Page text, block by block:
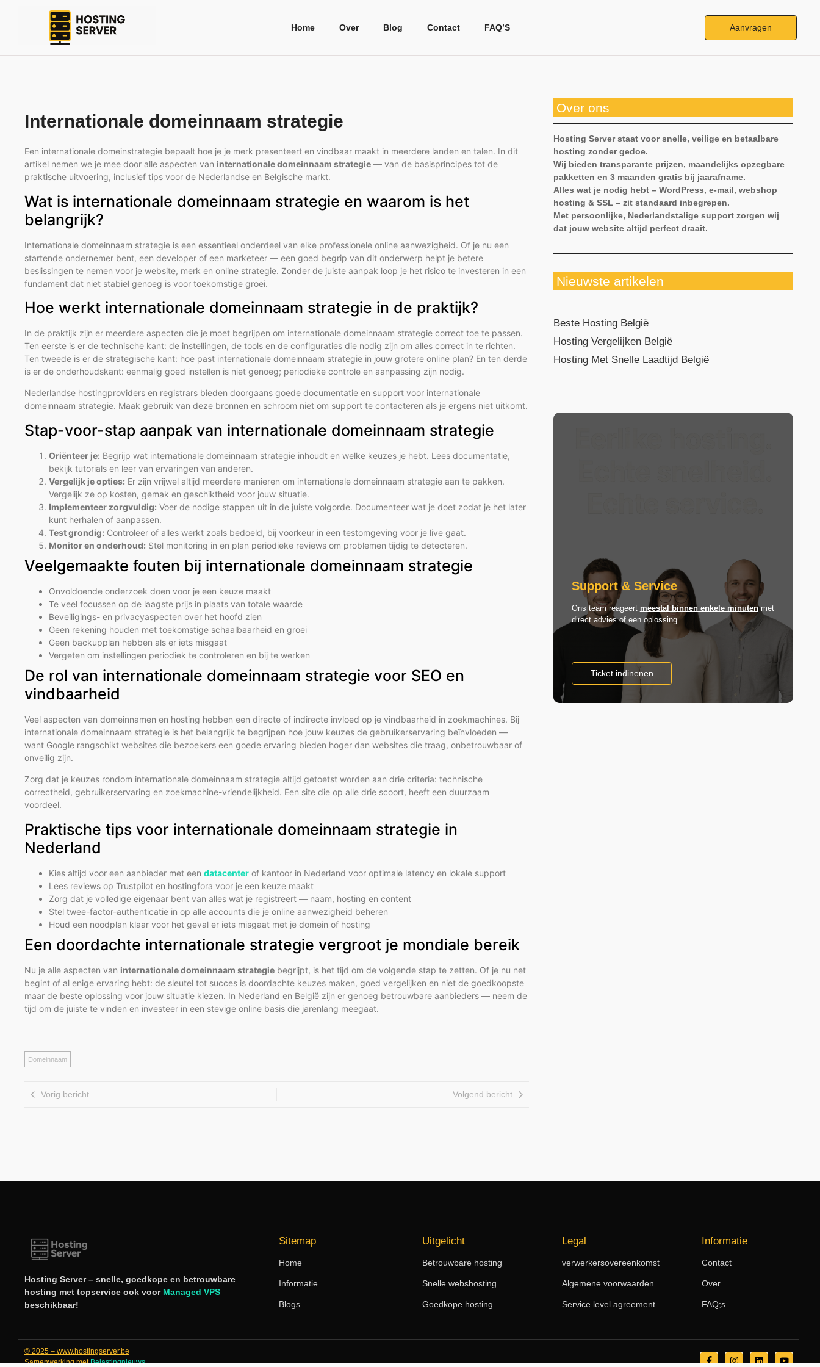
Home Over Blog Contact FAQ’S Aanvragen
Internationale domeinnaam strategie
Een internationale domeinstrategie bepaalt hoe je je merk presenteert en vindbaar maakt in meerdere landen en talen. In dit
artikel nemen we je mee door alle aspecten van internationale domeinnaam strategie — van de basisprincipes tot de
praktische uitvoering, inclusief tips voor de Nederlandse en Belgische markt.
Wat is internationale domeinnaam strategie en waarom is het
belangrijk?
Internationale domeinnaam strategie is een essentieel onderdeel van elke professionele online aanwezigheid. Of je nu een
startende ondernemer bent, een developer of een marketeer — een goed begrip van dit onderwerp helpt je betere
beslissingen te nemen voor je website, merk en online strategie. Zonder de juiste aanpak loop je het risico te investeren in een
fundament dat niet stabiel genoeg is voor toekomstige groei.
Hoe werkt internationale domeinnaam strategie in de praktijk?
In de praktijk zijn er meerdere aspecten die je moet begrijpen om internationale domeinnaam strategie correct toe te passen.
Ten eerste is er de technische kant: de instellingen, de tools en de configuraties die nodig zijn om alles correct in te richten.
Ten tweede is er de strategische kant: hoe past internationale domeinnaam strategie in jouw grotere online plan? En ten derde
is er de onderhoudskant: eenmalig goed instellen is niet genoeg; periodieke controle en aanpassing zijn nodig.
Nederlandse hostingproviders en registrars bieden doorgaans goede documentatie en support voor internationale
domeinnaam strategie. Maak gebruik van deze bronnen en schroom niet om support te contacteren als je ergens niet uitkomt.
Stap-voor-stap aanpak van internationale domeinnaam strategie
Oriënteer je: Begrijp wat internationale domeinnaam strategie inhoudt en welke keuzes je hebt. Lees documentatie,
bekijk tutorials en leer van ervaringen van anderen.
Vergelijk je opties: Er zijn vrijwel altijd meerdere manieren om internationale domeinnaam strategie aan te pakken.
Vergelijk ze op kosten, gemak en geschiktheid voor jouw situatie.
Implementeer zorgvuldig: Voer de nodige stappen uit in de juiste volgorde. Documenteer wat je doet zodat je het later
kunt herhalen of aanpassen.
Test grondig: Controleer of alles werkt zoals bedoeld, bij voorkeur in een testomgeving voor je live gaat.
Monitor en onderhoud: Stel monitoring in en plan periodieke reviews om problemen tijdig te detecteren.
Veelgemaakte fouten bij internationale domeinnaam strategie
Onvoldoende onderzoek doen voor je een keuze maakt
Te veel focussen op de laagste prijs in plaats van totale waarde
Beveiligings- en privacyaspecten over het hoofd zien
Geen rekening houden met toekomstige schaalbaarheid en groei
Geen backupplan hebben als er iets misgaat
Vergeten om instellingen periodiek te controleren en bij te werken
De rol van internationale domeinnaam strategie voor SEO en
vindbaarheid
Veel aspecten van domeinnamen en hosting hebben een directe of indirecte invloed op je vindbaarheid in zoekmachines. Bij
internationale domeinnaam strategie is het belangrijk te begrijpen hoe jouw keuzes de gebruikerservaring beïnvloeden —
want Google rangschikt websites die bezoekers een goede ervaring bieden hoger dan websites die traag, onbetrouwbaar of
onveilig zijn.
Zorg dat je keuzes rondom internationale domeinnaam strategie altijd getoetst worden aan drie criteria: technische
correctheid, gebruikerservaring en zoekmachine-vriendelijkheid. Een site die op alle drie scoort, heeft een duurzaam
voordeel.
Praktische tips voor internationale domeinnaam strategie in
Nederland
Kies altijd voor een aanbieder met een datacenter of kantoor in Nederland voor optimale latency en lokale support
Lees reviews op Trustpilot en hostingfora voor je een keuze maakt
Zorg dat je volledige eigenaar bent van alles wat je registreert — naam, hosting en content
Stel twee-factor-authenticatie in op alle accounts die je online aanwezigheid beheren
Houd een noodplan klaar voor het geval er iets misgaat met je domein of hosting
Een doordachte internationale strategie vergroot je mondiale bereik
Nu je alle aspecten van internationale domeinnaam strategie begrijpt, is het tijd om de volgende stap te zetten. Of je nu net
begint of al enige ervaring hebt: de sleutel tot succes is doordachte keuzes maken, goed vergelijken en niet de goedkoopste
maar de beste oplossing voor jouw situatie kiezen. In Nederland en België zijn er genoeg betrouwbare aanbieders — neem de
tijd om de juiste te vinden en investeer in een stevige online basis die jarenlang meegaat.
Domeinnaam
Vorig bericht Volgend bericht
Over ons
Hosting Server staat voor snelle, veilige en betaalbare
hosting zonder gedoe.
Wij bieden transparante prijzen, maandelijks opzegbare
pakketten en 3 maanden gratis bij jaarafname.
Alles wat je nodig hebt – WordPress, e-mail, webshop
hosting & SSL – zit standaard inbegrepen.
Met persoonlijke, Nederlandstalige support zorgen wij
dat jouw website altijd perfect draait.
Nieuwste artikelen
Beste Hosting België
Hosting Vergelijken België
Hosting Met Snelle Laadtijd België
Support & Service
Ons team reageert meestal binnen enkele minutenmet
direct advies of een oplossing.
Ticket indinenen
Hosting Server – snelle, goedkope en betrouwbare
hosting met topservice ook voor Managed VPS
beschikbaar!
Sitemap
Home
Informatie
Blogs
Uitgelicht
Betrouwbare hosting
Snelle webshosting
Goedkope hosting
Legal
verwerkersovereenkomst
Algemene voorwaarden
Service level agreement
Informatie
Contact
Over
FAQ;s
© 2025 – www.hostingserver.be
Samenwerking metBelastingnieuws